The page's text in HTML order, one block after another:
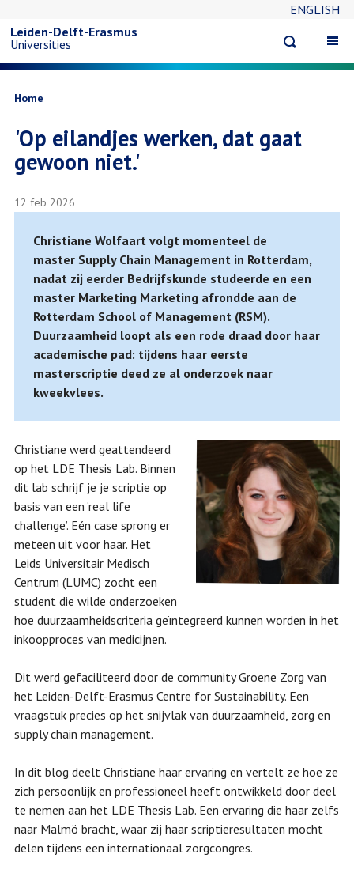
naar
inhoud
gaan
ENGLISH
search
Leiden-Delft-Erasmus
Universities
Kruimelpad
Home
'Op eilandjes werken, dat gaat
gewoon niet.'
12 feb 2026
Christiane Wolfaart volgt momenteel de
master Supply Chain Management in Rotterdam,
nadat zij eerder Bedrijfskunde studeerde en een
master Marketing Marketing afrondde aan de
Rotterdam School of Management (RSM).
Duurzaamheid loopt als een rode draad door haar
academische pad: tijdens haar eerste
masterscriptie deed ze al onderzoek naar
kweekvlees.
Christiane werd geattendeerd
op het LDE Thesis Lab. Binnen
dit lab schrijf je je scriptie op
basis van een ‘real life
challenge’. Eén case sprong er
meteen uit voor haar. Het
Leids Universitair Medisch
Centrum (LUMC) zocht een
student die wilde onderzoeken
hoe duurzaamheidscriteria geïntegreerd kunnen worden in het
inkoopproces van medicijnen.
Dit werd gefaciliteerd door de community Groene Zorg van
het Leiden-Delft-Erasmus Centre for Sustainability. Een
vraagstuk precies op het snijvlak van duurzaamheid, zorg en
supply chain management.
In dit blog deelt Christiane haar ervaring en vertelt ze hoe ze
zich persoonlijk en professioneel heeft ontwikkeld door deel
te nemen aan het LDE Thesis Lab. Een ervaring die haar zelfs
naar Malmö bracht, waar zij haar scriptieresultaten mocht
delen tijdens een internationaal zorgcongres.